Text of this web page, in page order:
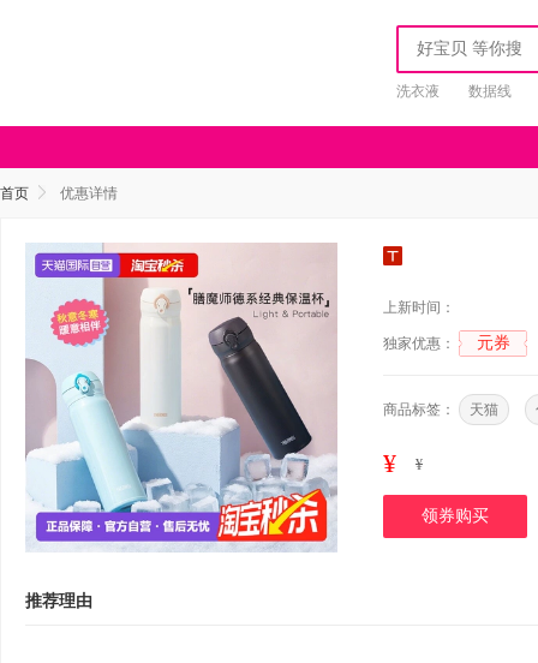
洗衣液 数据线
首页 优惠详情
上新时间：
独家优惠： 元券
商品标签： 天猫
¥ ¥
领券购买
推荐理由